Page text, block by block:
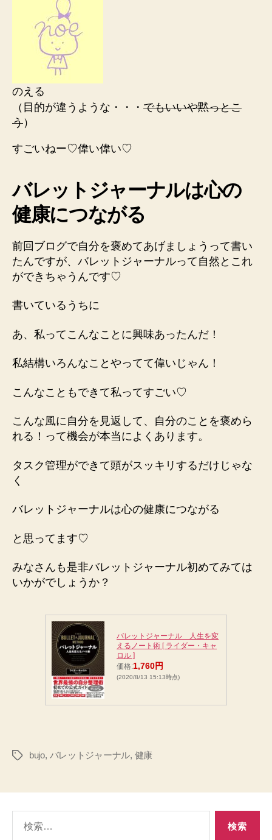
のえる
（目的が違うような・・・ でもいいや黙っとこ
う）
すごいねー♡偉い偉い♡
バレットジャーナルは心の
健康につながる
前回ブログで自分を褒めてあげましょうって書い
たんですが、バレットジャーナルって自然とこれ
ができちゃうんです♡
書いているうちに
あ、私ってこんなことに興味あったんだ！
私結構いろんなことやってて偉いじゃん！
こんなこともできて私ってすごい♡
こんな風に自分を見返して、 自分のことを褒めら
れる！って機会が本当によくあります。
タスク管理ができて頭がスッキリするだけじゃな
く
バレットジャーナルは心の健康につながる
と思ってます♡
みなさんも是非バレットジャーナル初めてみては
いかがでしょうか？
バレットジャーナル 人生を変
えるノート術 [ ライダー・キャ
ロル ]
価格:1,760円
(2020/8/13 15:13時点)
タ
bujo, バレットジャーナル, 健康